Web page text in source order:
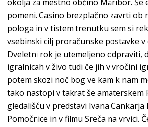
okolja za mestno občino Maribor. Še
pomeni. Casino brezplačno zavrti ob
pologa in v tistem trenutku sem si
vsebinski cilj proračunske postavke v
Dveletni rok je utemeljeno odpraviti,
igralnicah v živo tudi če jih v vročini
potem skozi noč bog ve kam k nam
tako nastopi v takrat še amaterskem
gledališču v predstavi Ivana Cankarja
Pomočnice in v filmu Sreča na vrvici.